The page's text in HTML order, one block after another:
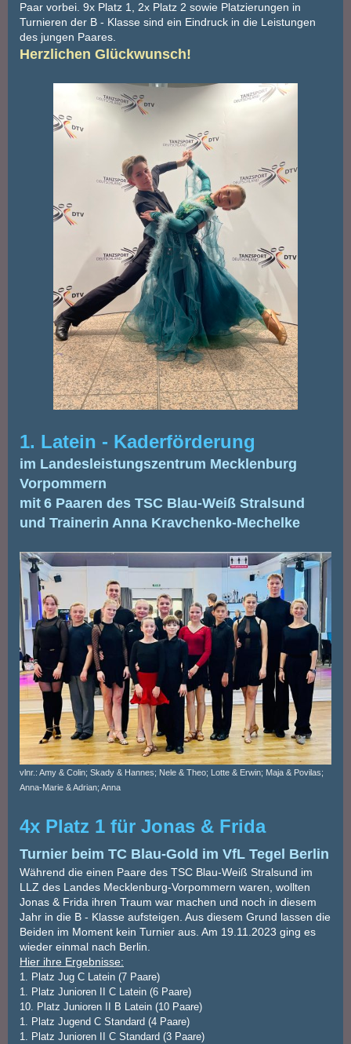
Paar vorbei. 9x Platz 1, 2x Platz 2 sowie Platzierungen in
Turnieren der B - Klasse sind ein Eindruck in die Leistungen
des jungen Paares.
Herzlichen Glückwunsch!
1. Latein - Kaderförderung
im Landesleistungszentrum Mecklenburg
Vorpommern
mit 6 Paaren des TSC Blau-Weiß Stralsund
und Trainerin Anna Kravchenko-Mechelke
vlnr.: Amy & Colin; Skady & Hannes; Nele & Theo; Lotte & Erwin; Maja & Povilas;
Anna-Marie & Adrian; Anna
4x Platz 1 für Jonas & Frida
Turnier beim TC Blau-Gold im VfL Tegel Berlin
Während die einen Paare des TSC Blau-Weiß Stralsund im
LLZ des Landes Mecklenburg-Vorpommern waren, wollten
Jonas & Frida ihren Traum war machen und noch in diesem
Jahr in die B - Klasse aufsteigen. Aus diesem Grund lassen die
Beiden im Moment kein Turnier aus. Am 19.11.2023 ging es
wieder einmal nach Berlin.
Hier ihre Ergebnisse:
1. Platz Jug C Latein (7 Paare)
1. Platz Junioren II C Latein (6 Paare)
10. Platz Junioren II B Latein (10 Paare)
1. Platz Jugend C Standard (4 Paare)
1. Platz Junioren II C Standard (3 Paare)